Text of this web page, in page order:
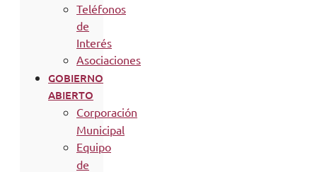
Teléfonos
de
Interés
Asociaciones
GOBIERNO
ABIERTO
Corporación
Municipal
Equipo
de